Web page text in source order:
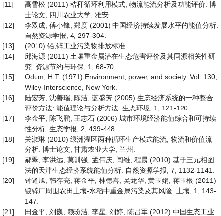
[11]
高雪松 (2011) 秸秆循环利用模式, 物流能流分析及功能评价. 博
士论文, 四川农业大学, 雅安.
[12]
李双成, 傅小锋, 郑度 (2001) 中国经济持续发展水平的能值分析.
自然资源学报, 4, 297-304.
[13]
(2010) 铅,锌工业污染物排放标准.
[14]
邱海源 (2011) 土壤重金属潜在生态危害评价及其同源相关性研
究. 资源节约与环保, 1, 68-70.
[15]
Odum, H.T. (1971) Environment, power, and society. Vol. 130,
Wiley-Interscience, New York.
[16]
陆宏芳, 沈善瑞, 陈洁, 蓝盛芳 (2005) 生态经济系统的一种整合
评价方法: 能值理论与分析方法. 生态环境, 1, 121-126.
[17]
李金平, 陈飞鹏, 王志石 (2006) 城市环境经济能值综合和可持续
性分析. 生态学报, 2, 439-448.
[18]
关淑琳 (2010) 绿洲灌区两种循环生产模式能流, 物流和价值流
分析. 博士论文, 甘肃农业大学, 兰州.
[19]
郝翠, 李洪远, 莫训强, 孟伟庆, 闫维, 程晨 (2010) 基于三元相图
法的天津生态经济系统能值分析. 自然资源学报, 7, 1132-1141.
[20]
钟道旭, 韩存亮, 蒋金平, 林德喜, 吴龙华, 黄玉娟, 蒋玉根 (2011)
镀锌厂周围农田土壤-水稻中重金属污染及其风险. 土壤, 1, 143-
147.
[21]
田金平, 刘巍, 赖玢洁, 李星, 刘婷, 陈吕军 (2012) 中国生态工业